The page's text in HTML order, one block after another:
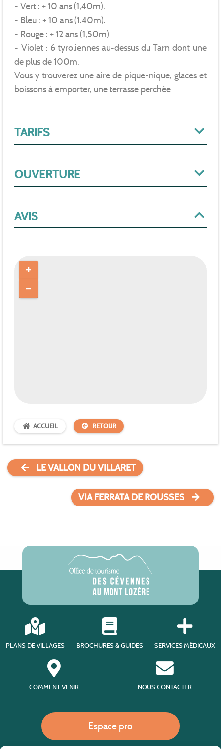
- Vert : + 10 ans (1,40m).
- Bleu : + 10 ans (1.40m).
- Rouge : + 12 ans (1,50m).
- Violet : 6 tyroliennes au-dessus du Tarn dont une
de plus de 100m.
Vous y trouverez une aire de pique-nique, glaces et
boissons à emporter, une terrasse perchée
TARIFS
OUVERTURE
AVIS
ACCUEIL RETOUR
LE VALLON DU VILLARET
VIA FERRATA DE ROUSSES
PLANS DE VILLAGES BROCHURES & GUIDES SERVICES MÉDICAUX
COMMENT VENIR NOUS CONTACTER
Espace pro